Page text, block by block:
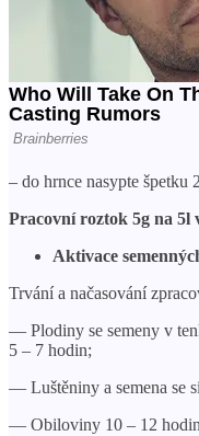
– do hrnce nasypte špetku
Pracovní roztok 5g na 5l
Aktivace
Trvání a načasování
— Plodiny se semeny v
5 – 7 hodin;
— Luštěniny a semena se
— Obiloviny 10 – 12